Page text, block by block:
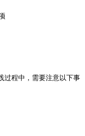
过程中，需要注意以下事